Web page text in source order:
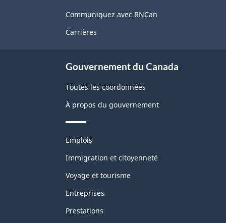
Communiquez avec RNCan
Carrières
Gouvernement du Canada
Toutes les coordonnées
À propos du gouvernement
Thèmes
sujets
Emplois
Immigration et citoyenneté
Voyage et tourisme
Entreprises
Prestations